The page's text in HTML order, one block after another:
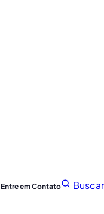
Entre em Contato Buscar